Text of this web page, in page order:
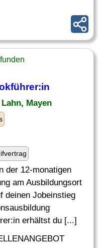
Mayen
der 12-monatigen
am Ausbildungsort
deinen Jobeinstieg
erhältst du [...]